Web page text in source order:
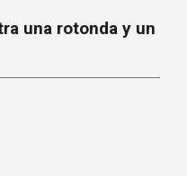
una rotonda y un